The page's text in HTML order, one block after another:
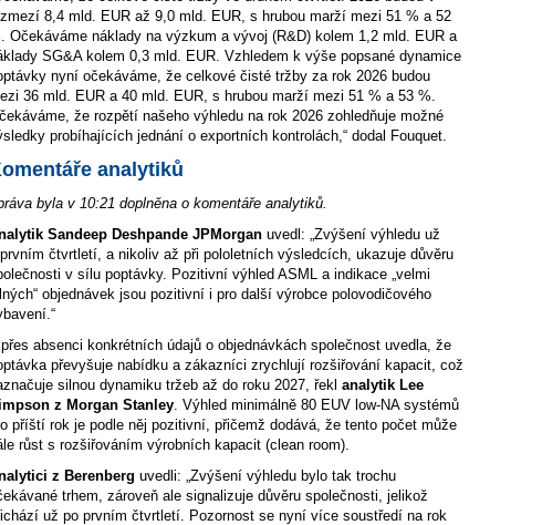
8,4 mld. EUR až 9,0 mld. EUR, s hrubou marží mezi 51 % a 52
Očekáváme náklady na výzkum a vývoj (R&D) kolem 1,2 mld. EUR a
SG&A kolem 0,3 mld. EUR. Vzhledem k výše popsané dynamice
nyní očekáváme, že celkové čisté tržby za rok 2026 budou
36 mld. EUR a 40 mld. EUR, s hrubou marží mezi 51 % a 53 %.
že rozpětí našeho výhledu na rok 2026 zohledňuje možné
probíhajících jednání o exportních kontrolách,“ dodal Fouquet.
analytiků
byla v 10:21 doplněna o komentáře analytiků.
Sandeep Deshpande JPMorgan uvedl: „Zvýšení výhledu už
čtvrtletí, a nikoliv až při pololetních výsledcích, ukazuje důvěru
v sílu poptávky. Pozitivní výhled ASML a indikace „velmi
objednávek jsou pozitivní i pro další výrobce polovodičového
přes absenci konkrétních údajů o objednávkách společnost uvedla, že
převyšuje nabídku a zákazníci zrychlují rozšiřování kapacit, což
silnou dynamiku tržeb až do roku 2027, řekl analytik Lee
z Morgan Stanley . Výhled minimálně 80 EUV low-NA systémů
příští rok je podle něj pozitivní, přičemž dodává, že tento počet může
růst s rozšiřováním výrobních kapacit (clean room).
z Berenberg uvedli: „Zvýšení výhledu bylo tak trochu
trhem, zároveň ale signalizuje důvěru společnosti, jelikož
už po prvním čtvrtletí. Pozornost se nyní více soustředí na rok